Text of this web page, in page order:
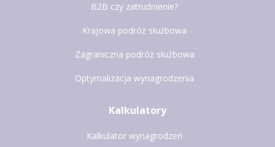
B2B czy zatrudnienie?
Krajowa podróż służbowa
Zagraniczna podróż służbowa
Optymalizacja wynagrodzenia
Kalkulatory
Kalkulator wynagrodzeń